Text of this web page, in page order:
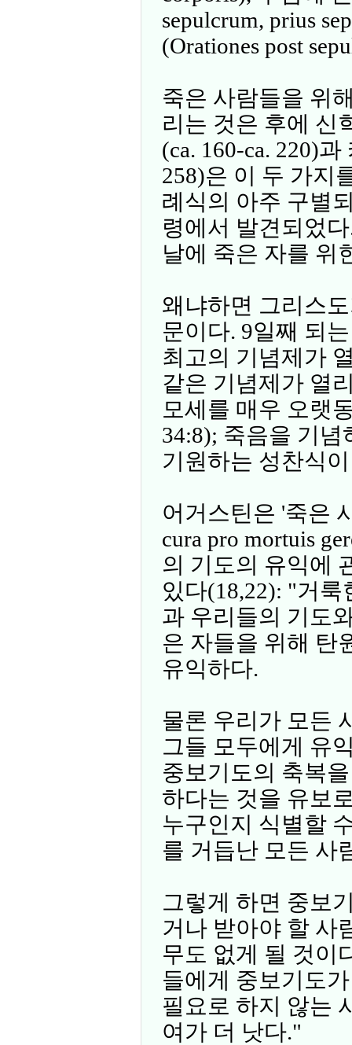
sepulcrum, prius
(Orationes post
죽은 사람들을 위
리는 것은 후에 신
(ca. 160-ca. 220)
258)은 이 두 가지
례식의 아주 구별
령에서 발견되었
날에 죽은 자를 위
왜냐하면 그리스
문이다. 9일째 되
최고의 기념제가
같은 기념제가 열
모세를 매우 오랫
34:8); 죽음을 기
기원하는 성찬식
어거스틴은 '죽은
cura pro mortuis
의 기도의 유익에
있다(18,22): "거
과 우리들의 기도
은 자들을 위해 탄
유익하다.
물론 우리가 모든
그들 모두에게 유
중보기도의 축복
하다는 것을 유보
누구인지 식별할
를 거듭난 모든 사
그렇게 하면 중보
거나 받아야 할 사
무도 없게 될 것이
들에게 중보기도
필요로 하지 않는
여가 더 낫다."